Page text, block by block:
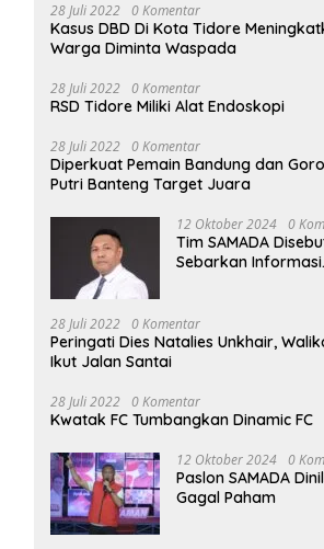
28 Juli 2022 0 Komentar
Kasus DBD Di Kota Tidore
Warga Diminta Waspada
28 Juli 2022 0 Komentar
RSD Tidore Miliki Alat Endoskopi
28 Juli 2022 0 Komentar
Diperkuat Pemain Bandung dan
Putri Banteng Target Juara
12 Oktober 2024 0
Tim SAMADA
Sebarkan Informasi
28 Juli 2022 0 Komentar
Peringati Dies Natalies Unkhair,
Ikut Jalan Santai
28 Juli 2022 0 Komentar
Kwatak FC Tumbangkan Dinamic FC
12 Oktober 2024 0
Paslon SAMADA
Gagal Paham